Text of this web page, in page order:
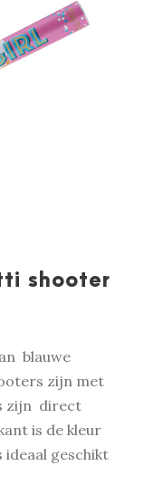
shooter
blauwe
zijn met
zijn direct
is de kleur
geschikt